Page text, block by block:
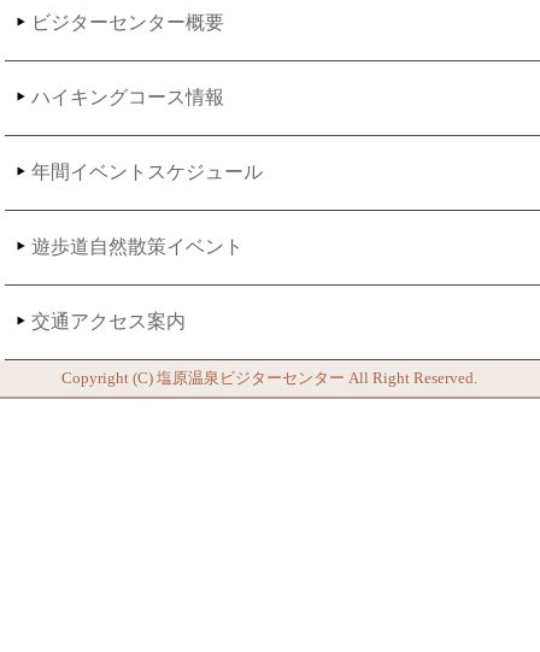
ビジターセンター概要
ハイキングコース情報
年間イベントスケジュール
遊歩道自然散策イベント
交通アクセス案内
Copyright (C)塩原温泉ビジターセンター All Right Reserved.